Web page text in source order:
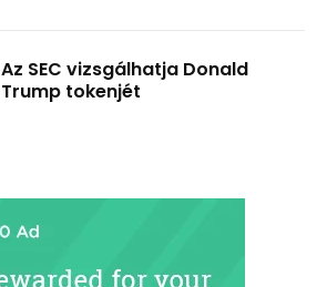
Az SEC vizsgálhatja Donald
Trump tokenjét